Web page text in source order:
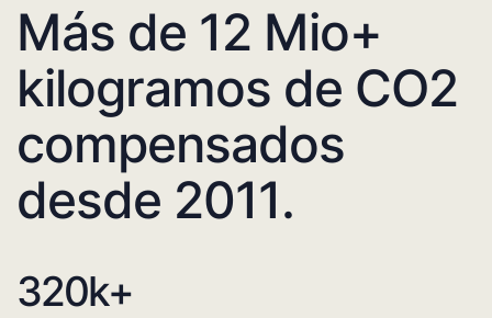
Más de 12 Mio+
kilogramos de CO2
compensados
desde 2011.
320k+